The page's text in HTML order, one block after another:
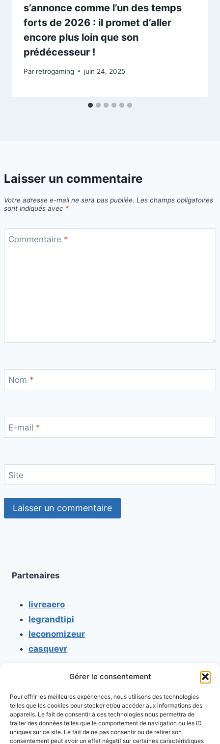
Gérer le consentement
Pour offrir les meilleures expériences, nous utilisons des technologies
telles que les cookies pour stocker et/ou accéder aux informations des
appareils. Le fait de consentir à ces technologies nous permettra de
traiter des données telles que le comportement de navigation ou les ID
uniques sur ce site. Le fait de ne pas consentir ou de retirer son
consentement peut avoir un effet négatif sur certaines caractéristiques
s’annonce comme l’un des temps
forts de 2026 : il promet d’aller
encore plus loin que son
prédécesseur !
Par retrogaming juin 24, 2025
Laisser un commentaire
Votre adresse e-mail ne sera pas publiée. Les champs obligatoires
sont indiqués avec *
Commentaire *
Nom *
E-mail *
Site
Partenaires
livreaero
legrandtipi
leconomizeur
casquevr
Mentions légales
Conditions générales d'utilisation
Conditions générales de vente